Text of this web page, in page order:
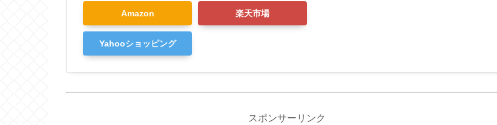
Amazon 楽天市場
Yahooショッピング
スポンサーリンク